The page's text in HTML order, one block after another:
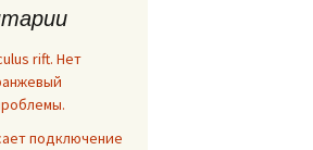
rift. Нет
подключение